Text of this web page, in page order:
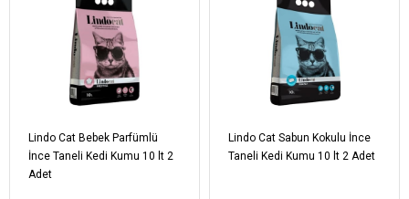
Paket Boyutu
Karakteristik Topaklanan
Özel İhtiyaç Bebek Pudralı
Bentonit
Lindo Cat Bebek Parfümlü
İnce Taneli Kedi Kumu 10 lt 2
Adet
Lindo Cat Sabun Kokulu İnce
Taneli Kedi Kumu 10 lt 2 Adet